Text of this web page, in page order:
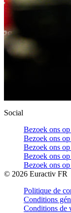
Social
Bezoek ons
Bezoek ons
Bezoek ons op
Bezoek ons
Bezoek ons
© 2026 Euractiv FR
Politique de
Conditions
Conditions de